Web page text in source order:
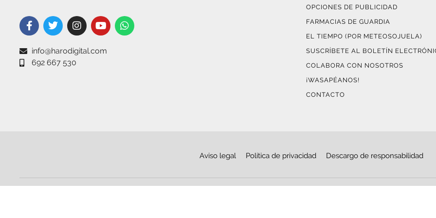
info@harodigital.com
692 667 530
OPCIONES DE PUBLICIDAD
FARMACIAS DE GUARDIA
EL TIEMPO (POR METEOSOJUELA)
SUSCRÍBETE AL BOLETÍN
COLABORA CON NOSOTROS
¡WASAPÉANOS!
CONTACTO
Aviso legal Política de privacidad Descargo de responsabilidad